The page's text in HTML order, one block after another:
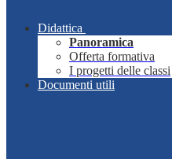
Didattica
Panoramica
Offerta formativa
I progetti delle classi
Documenti utili